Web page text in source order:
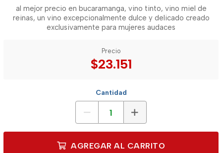
al mejor precio en bucaramanga, vino tinto, vino miel de
reinas, un vino excepcionalmente dulce y delicado creado
exclusivamente para mujeres audaces
Precio
$23.151
Cantidad
AGREGAR AL CARRITO